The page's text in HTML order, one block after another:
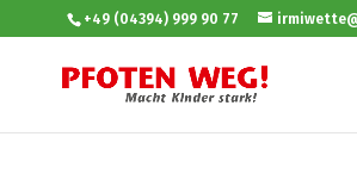
+49 (04394) 999 90 77